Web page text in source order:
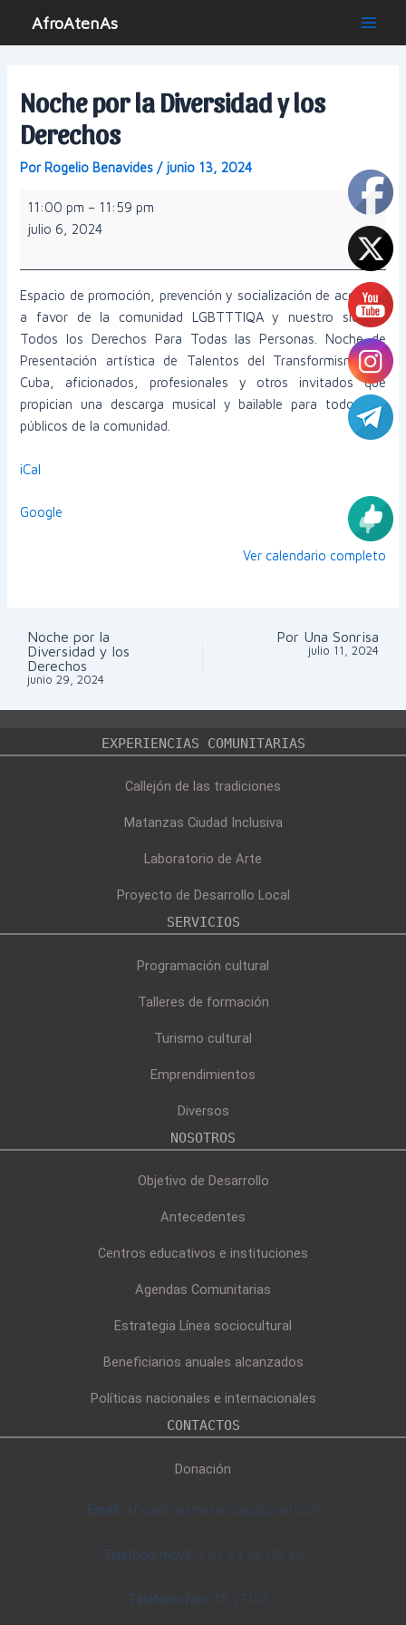
AfroAtenAs
Main
Noche por la Diversidad y los
Derechos
Por Rogelio Benavides / junio 13, 2024
Noche
por
y
Derechos
11:00 pm – 11:59 pm
julio 6, 2024
Espacio de promoción, prevención y socialización de acciones
a favor de la comunidad LGBTTTIQA y nuestro slogan:
Todos los Derechos Para Todas las Personas. Noche de
Presentación artística de Talentos del Transformismo en
Cuba, aficionados, profesionales y otros invitados que
propician una descarga musical y bailable para todos los
públicos de la comunidad.
iCal
Google
Ver calendario completo
Navegación
entradas
Noche por la
Diversidad y los
Derechos
junio 29, 2024
Por Una Sonrisa
julio 11, 2024
EXPERIENCIAS COMUNITARIAS
Callejón de las tradiciones
Matanzas Ciudad Inclusiva
Laboratorio de Arte
Proyecto de Desarrollo Local
SERVICIOS
Programación cultural
Talleres de formación
Turismo cultural
Emprendimientos
Diversos
NOSOTROS
Objetivo de Desarrollo
Antecedentes
Centros educativos e instituciones
Agendas Comunitarias
Estrategia Línea sociocultural
Beneficiarios anuales alcanzados
Políticas nacionales e internacionales
CONTACTOS
Donación
Email: afroatenasmatanzas@gmail.com
Teléfono móvil: +53 53 36 08 35
Teléfono fijo: 45 271683